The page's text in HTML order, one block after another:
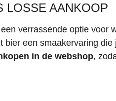
LOSSE AANKOOP
verrassende optie voor
een smaakervaring die
in de webshop,